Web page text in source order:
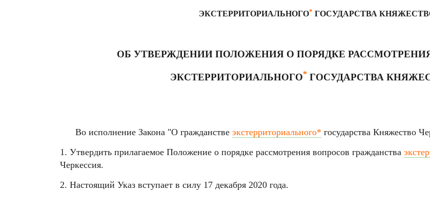
ЭКСТЕРРИТОРИАЛЬНОГО* ГОСУДАРСТВА
ОБ УТВЕРЖДЕНИИ ПОЛОЖЕНИЯ О ПОРЯДКЕ
ЭКСТЕРРИТОРИАЛЬНОГО* ГОСУДАРСТВА
Во исполнение Закона "О гражданстве экстерриториального* государства Княжество
1. Утвердить прилагаемое Положение о порядке рассмотрения вопросов гражданства
Черкессия.
2. Настоящий Указ вступает в силу 17 декабря 2020 года.